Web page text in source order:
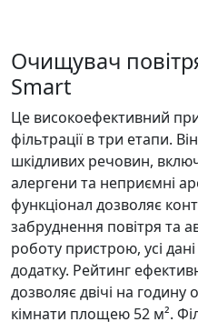
Очищувач
Smart
Це високоефективний
фільтрації в три етапи.
шкідливих речовин,
алергени та неприємні
функціонал дозволяє
забруднення повітря та
роботу пристрою, усі
додатку. Рейтинг
дозволяє двічі на
кімнати площею 52 м².